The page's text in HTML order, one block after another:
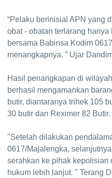
“Pelaku berinisial APN yang
obat - obatan terlarang hanya
bersama Babinsa Kodim
menangkapnya. ” Ujar
Hasil penangkapan di
berhasil mengamankan
butir, diantaranya trihek 105
30 butir dan Reximer 82 Butir.
"Setelah dilakukan
0617/Majalengka,
serahkan ke pihak kepolisian
hukum lebih lanjut. " Terang